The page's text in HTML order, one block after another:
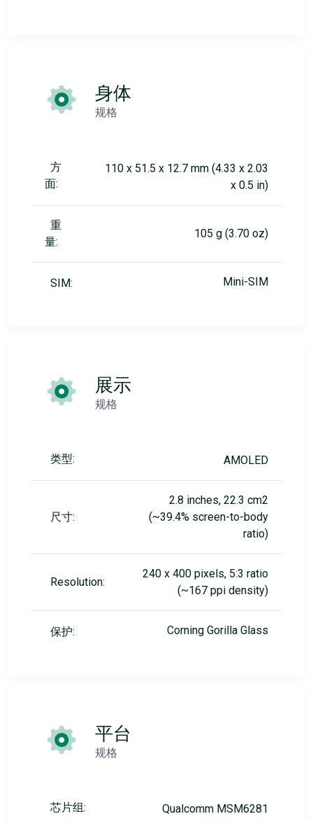
身体
规格
方
面:
110 x 51.5 x 12.7 mm (4.33 x 2.03
x 0.5 in)
重
量:
105 g (3.70 oz)
SIM: Mini-SIM
展示
规格
类型: AMOLED
尺寸:
2.8 inches, 22.3 cm2
(~39.4% screen-to-body
ratio)
Resolution:
240 x 400 pixels, 5:3 ratio
(~167 ppi density)
保护: Corning Gorilla Glass
平台
规格
芯片组: Qualcomm MSM6281